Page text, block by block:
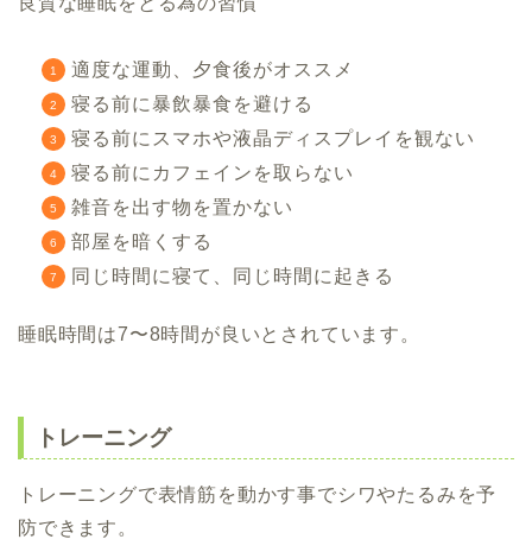
適度な運動、夕食後がオススメ
寝る前に暴飲暴食を避ける
寝る前にスマホや液晶ディスプレイを観ない
寝る前にカフェインを取らない
雑音を出す物を置かない
部屋を暗くする
同じ時間に寝て、同じ時間に起きる
睡眠時間は7〜8時間が良いとされています。
トレーニング
トレーニングで表情筋を動かす事でシワやたるみを予
防できます。